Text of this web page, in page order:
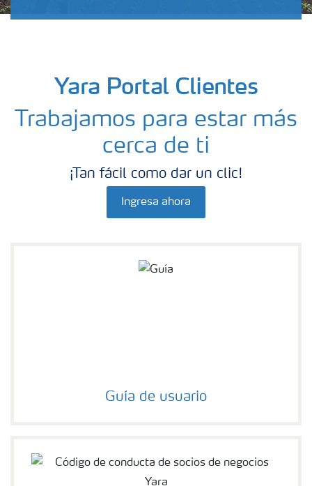
Yara Portal Clientes
Trabajamos para estar más
cerca de ti
¡Tan fácil como dar un clic!
Ingresa ahora
Guía de usuario